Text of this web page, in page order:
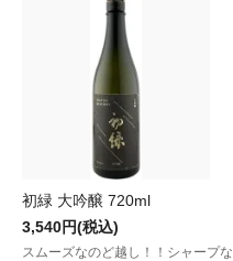
初緑 大吟醸 720ml
3,540円(税込)
スムーズなのど越し！！シャープな